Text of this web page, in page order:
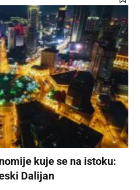
kuje se na istoku:
Dalijan